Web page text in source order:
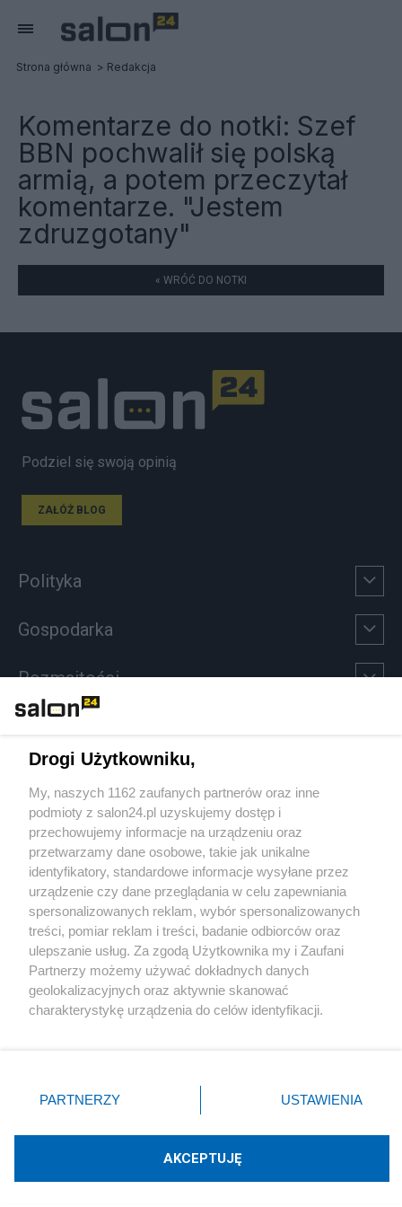
Strona główna Redakcja
Komentarze do notki: Szef
BBN pochwalił się polską
armią, a potem przeczytał
komentarze. "Jestem
zdruzgotany"
« WRÓĆ DO NOTKI
Podziel się swoją opinią
ZAŁÓŻ BLOG
Polityka
Gospodarka
Rozmaitości
Sport
Społeczeństwo
Kultura
X Facebook Instagram Youtube
Technologię dostarcza:W3media.pl
Drogi Użytkowniku,
My, naszych 1162 zaufanych partnerów oraz inne
podmioty z salon24.pl uzyskujemy dostęp i
przechowujemy informacje na urządzeniu oraz
przetwarzamy dane osobowe, takie jak unikalne
identyfikatory, standardowe informacje wysyłane przez
urządzenie czy dane przeglądania w celu zapewniania
spersonalizowanych reklam, wybór spersonalizowanych
treści, pomiar reklam i treści, badanie odbiorców oraz
ulepszanie usług. Za zgodą Użytkownika my i Zaufani
Partnerzy możemy używać dokładnych danych
geolokalizacyjnych oraz aktywnie skanować
charakterystykę urządzenia do celów identyfikacji.
zmienić/wycofać klikając przycisk ustawień prywatności
znajdujący się w lewym dolnym rogu strony
rodzaje przetwarzania danych nie wymagają zgody
użytkownika, ale masz prawo sprzeciwić się takiemu
PARTNERZY USTAWIENIA
AKCEPTUJĘ